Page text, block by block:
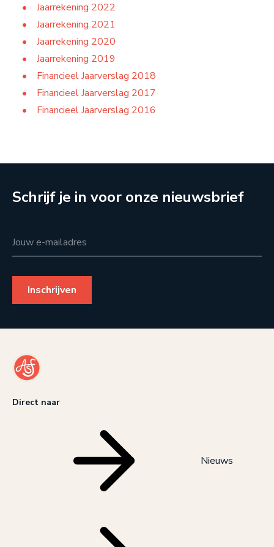
Jaarrekening 2022
Jaarrekening 2021
Jaarrekening 2020
Jaarrekening 2019
Financieel Jaarverslag 2018
Financieel Jaarverslag 2017
Financieel Jaarverslag 2016
Schrijf je in voor onze nieuwsbrief
Jouw e-mailadres
Direct naar
Nieuws